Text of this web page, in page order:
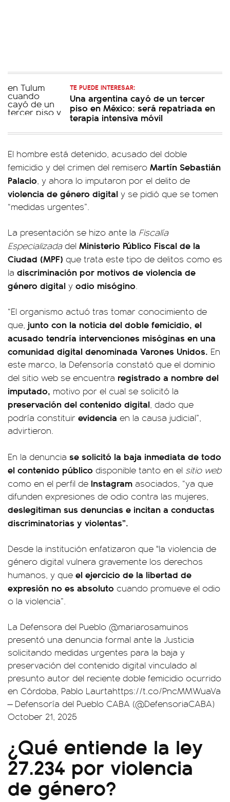
TE PUEDE INTERESAR:
Una argentina cayó de un tercer
piso en México: será repatriada en
terapia intensiva móvil
El hombre está detenido, acusado del doble
femicidio y del crimen del remisero Martín Sebastián
Palacio, y ahora lo imputaron por el delito de
violencia de género digital y se pidió que se tomen
“medidas urgentes”.
La presentación se hizo ante la Fiscalía
Especializadadel Ministerio Público Fiscal de la
Ciudad (MPF) que trata este tipo de delitos como es
la discriminación por motivos de violencia de
género digital y odio misógino.
“El organismo actuó tras tomar conocimiento de
que, junto con la noticia del doble femicidio, el
acusado tendría intervenciones misóginas en una
comunidad digital denominada Varones Unidos. En
este marco, la Defensoría constató que el dominio
del sitio web se encuentra registrado a nombre del
imputado, motivo por el cual se solicitó la
preservación del contenido digital, dado que
podría constituir evidencia en la causa judicial”,
advirtieron.
En la denuncia se solicitó la baja inmediata de todo
el contenido público disponible tanto en el sitio web
como en el perfil de Instagram asociados, “ya que
difunden expresiones de odio contra las mujeres,
deslegitiman sus denuncias e incitan a conductas
discriminatorias y violentas”.
Desde la institución enfatizaron que "la violencia de
género digital vulnera gravemente los derechos
humanos, y que el ejercicio de la libertad de
expresión no es absoluto cuando promueve el odio
o la violencia”.
La Defensora del Pueblo @mariarosamuinos
presentó una denuncia formal ante la Justicia
solicitando medidas urgentes para la baja y
preservación del contenido digital vinculado al
presunto autor del reciente doble femicidio ocurrido
en Córdoba, Pablo Laurtahttps://t.co/PncMMWuaVa
— Defensoría del Pueblo CABA (@DefensoriaCABA)
October 21, 2025
¿Qué entiende la ley
27.234 por violencia
de género?